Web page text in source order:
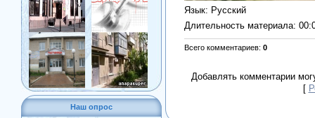
Наш опрос
Язык: Русский
Длительность материала:
Всего комментариев: 0
Добавлять комментарии
[